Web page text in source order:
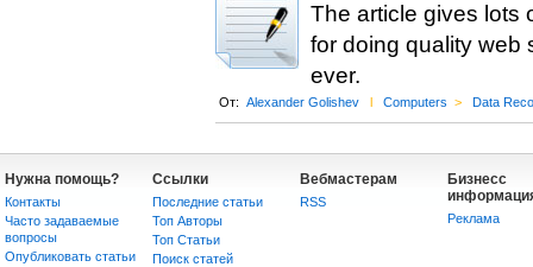
The article gives lots
for doing quality web
ever.
От: Alexander Golishev l Computers > Data
Нужна помощь?
Контакты
Часто задаваемые
вопросы
Опубликовать статьи
Ссылки
Последние статьи
Топ Авторы
Топ Статьи
Поиск статей
Вебмастерам
RSS
Бизнесс
Реклама